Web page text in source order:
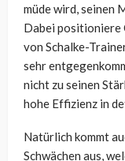
müde wird, seinen
Dabei positioniere
von Schalke-
sehr
nicht zu seinen
hohe Effizienz in
Natürlich kommt
Schwächen aus,